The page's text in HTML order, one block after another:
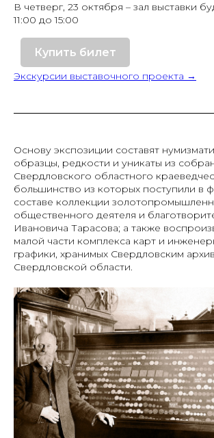
В четверг, 23 октября – зал выставки
11:00 до 15:00
Купить билет
Экскурсии выставочного проекта →
Основу экспозиции составят
образцы, редкости и уникаты из
Свердловского областного
большинство из которых поступили в
составе коллекции
общественного деятеля и
Ивановича Тарасова; а также
малой части комплекса карт и
графики, хранимых Свердловским
Свердловской области.